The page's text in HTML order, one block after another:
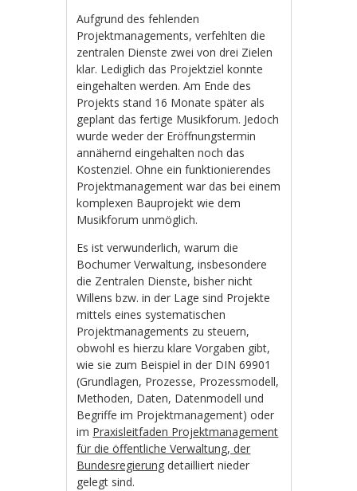
Aufgrund des fehlenden
Projektmanagements, verfehlten die
zentralen Dienste zwei von drei Zielen
klar. Lediglich das Projektziel konnte
eingehalten werden. Am Ende des
Projekts stand 16 Monate später als
geplant das fertige Musikforum. Jedoch
wurde weder der Eröffnungstermin
annähernd eingehalten noch das
Kostenziel. Ohne ein funktionierendes
Projektmanagement war das bei einem
komplexen Bauprojekt wie dem
Musikforum unmöglich.
Es ist verwunderlich, warum die
Bochumer Verwaltung, insbesondere
die Zentralen Dienste, bisher nicht
Willens bzw. in der Lage sind Projekte
mittels eines systematischen
Projektmanagements zu steuern,
obwohl es hierzu klare Vorgaben gibt,
wie sie zum Beispiel in der DIN 69901
(Grundlagen, Prozesse, Prozessmodell,
Methoden, Daten, Datenmodell und
Begriffe im Projektmanagement) oder
im Praxisleitfaden Projektmanagement
für die öffentliche Verwaltung, der
Bundesregierung detailliert nieder
gelegt sind.